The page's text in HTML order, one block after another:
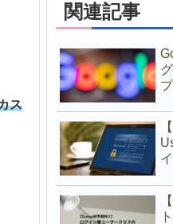
ス
関連記事